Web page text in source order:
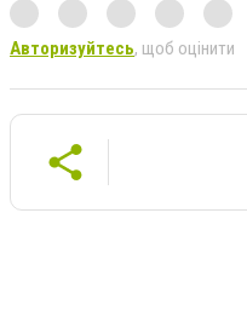
Авторизуйтесь, щоб оцінити